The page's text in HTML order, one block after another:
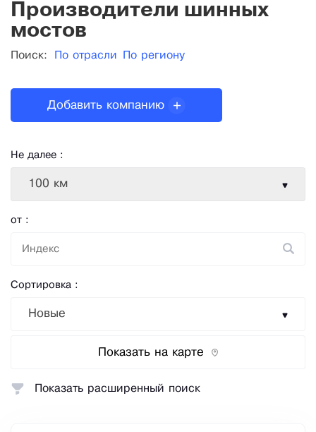
Производители шинных
мостов
Поиск: По отрасли По региону
Не далее :
100 км
от :
Сортировка :
Новые
Показать на карте
Добавить компанию
Показать расширенный поиск